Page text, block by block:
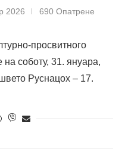
2026 690 Опатрене
просвитного
соботу, 31. януара,
Руснацох – 17.